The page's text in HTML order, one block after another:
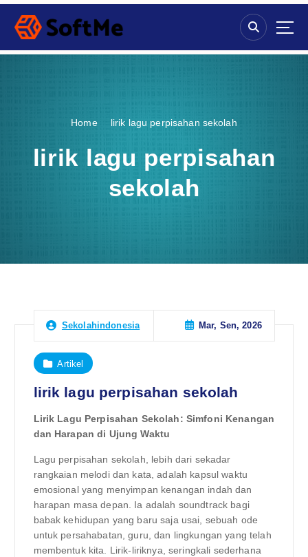
S
p
Home lirik lagu perpisahan sekolah
lirik lagu perpisahan
sekolah
Sekolahindonesia Mar, Sen, 2026
Artikel
lirik lagu perpisahan sekolah
Lirik Lagu Perpisahan Sekolah: Simfoni Kenangan
dan Harapan di Ujung Waktu
Lagu perpisahan sekolah, lebih dari sekadar
rangkaian melodi dan kata, adalah kapsul waktu
emosional yang menyimpan kenangan indah dan
harapan masa depan. Ia adalah soundtrack bagi
babak kehidupan yang baru saja usai, sebuah ode
untuk persahabatan, guru, dan lingkungan yang telah
membentuk kita. Lirik-liriknya, seringkali sederhana